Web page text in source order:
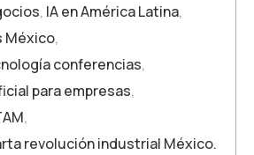
, IA en América Latina,
México,
conferencias,
para empresas,
,
revolución industrial México.